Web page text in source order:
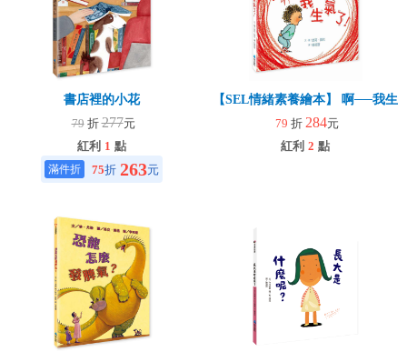
書店裡的小花
79 折277元
紅利 1 點
75折 263元
【SEL情緒素養繪本】 啊──我生
79 折 284元
紅利 2 點